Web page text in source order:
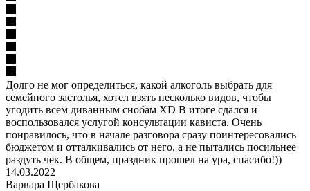
Долго не мог определиться, какой алкоголь выбрать для
семейного застолья, хотел взять несколько видов, чтобы
угодить всем диванным снобам XD В итоге сдался и
воспользовался услугой консультации кависта. Очень
понравилось, что в начале разговора сразу поинтересовались
бюджетом и отталкивались от него, а не пытались посильнее
раздуть чек. В общем, праздник прошел на ура, спасибо!))
14.03.2022
Варвара Щербакова